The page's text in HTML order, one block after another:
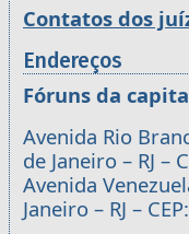
Contatos dos
Endereços
Fóruns da
Avenida Rio
de Janeiro – RJ –
Avenida
Janeiro – RJ –